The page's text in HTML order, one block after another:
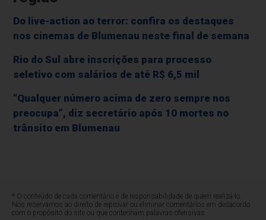
Do live-action ao terror: confira os destaques
nos cinemas de Blumenau neste final de semana
Rio do Sul abre inscrições para processo
seletivo com salários de até R$ 6,5 mil
“Qualquer número acima de zero sempre nos
preocupa”, diz secretário após 10 mortes no
trânsito em Blumenau
* O conteúdo de cada comentário é de responsabilidade de quem realizá-lo.
Nos reservamos ao direito de reprovar ou eliminar comentários em desacordo
com o propósito do site ou que contenham palavras ofensivas.